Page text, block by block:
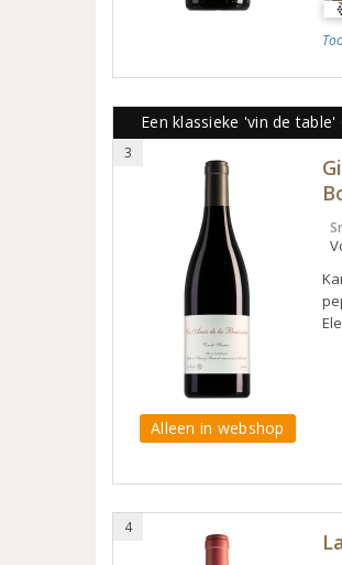
Een klassieke 'vin de
3
Alleen in webshop
4